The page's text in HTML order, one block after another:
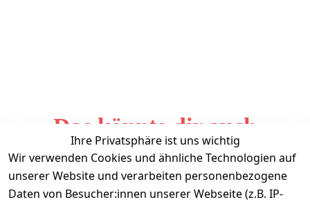
Das könnte dir auch
gefallen
Ihre Privatsphäre ist uns wichtig
Wir verwenden Cookies und ähnliche Technologien auf
unserer Website und verarbeiten personenbezogene
Daten von Besucher:innen unserer Webseite (z.B. IP-